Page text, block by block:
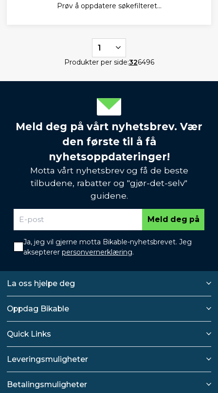
Prøv å oppdatere søkefilteret...
1
Produkter per side:326496
Meld deg på vårt nyhetsbrev. Vær
den første til å få
nyhetsoppdateringer!
Motta vårt nyhetsbrev og få de beste
tilbudene, rabatter og "gjør-det-selv"
guidene.
Meld deg på
Ja, jeg vil gjerne motta Bikable-nyhetsbrevet. Jeg
aksepterer personvernerklæring.
La oss hjelpe deg
Oppdag Bikable
Quick Links
Leveringsmuligheter
Betalingsmuligheter